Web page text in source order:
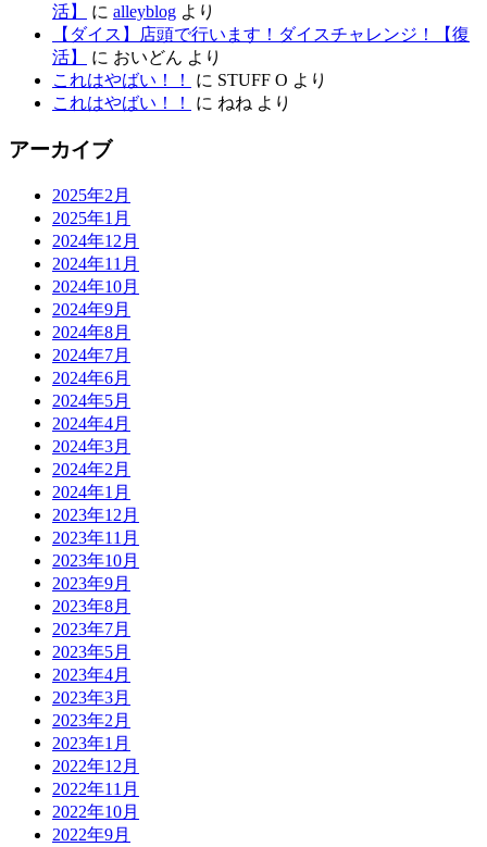
活】
に alleyblog より
【ダイス】店頭で行います！ダイスチャレンジ！【復
活】
に おいどん より
これはやばい！！
に STUFF O より
これはやばい！！
に ねね より
アーカイブ
2025年2月
2025年1月
2024年12月
2024年11月
2024年10月
2024年9月
2024年8月
2024年7月
2024年6月
2024年5月
2024年4月
2024年3月
2024年2月
2024年1月
2023年12月
2023年11月
2023年10月
2023年9月
2023年8月
2023年7月
2023年5月
2023年4月
2023年3月
2023年2月
2023年1月
2022年12月
2022年11月
2022年10月
2022年9月